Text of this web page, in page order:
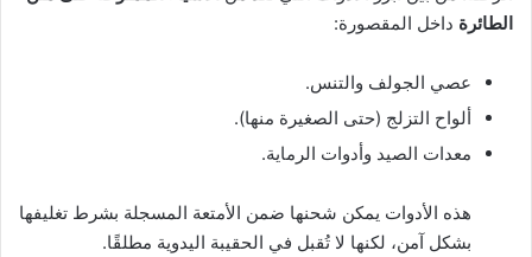
الطائرة داخل المقصورة:
عصي الجولف والتنس.
ألواح التزلج (حتى الصغيرة منها).
معدات الصيد وأدوات الرماية.
هذه الأدوات يمكن شحنها ضمن الأمتعة المسجلة بشرط تغليفها
بشكل آمن، لكنها لا تُقبل في الحقيبة اليدوية مطلقًا.